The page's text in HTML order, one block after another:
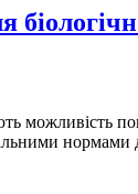
можливість
нормами